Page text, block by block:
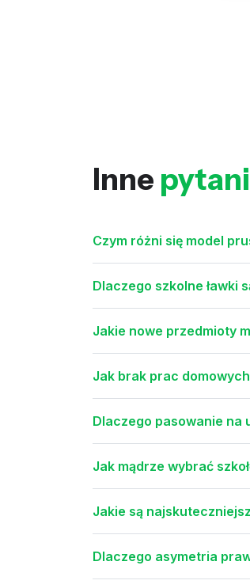
Inne
Czym różni się model
Dlaczego szkolne ławki
Jakie nowe przedmioty
Jak brak prac
Dlaczego pasowanie na
Jak mądrze wybrać
Jakie są
Dlaczego asymetria